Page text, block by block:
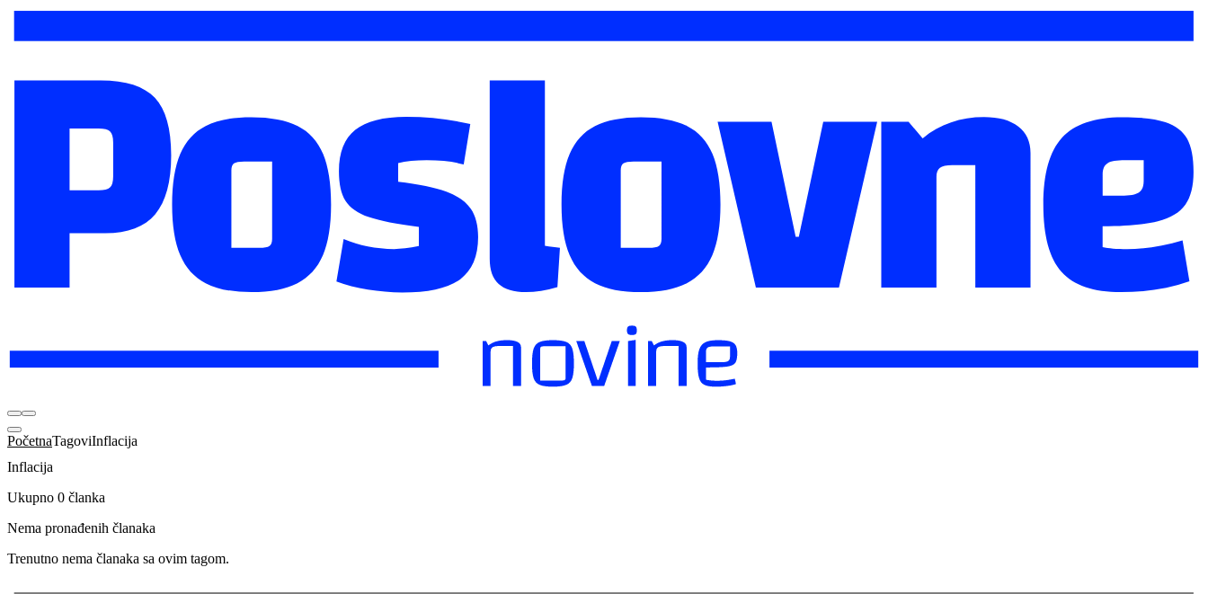
PočetnaTagoviInflacija
Inflacija
Ukupno 0 članka
Nema pronađenih članaka
Trenutno nema članaka sa ovim tagom.